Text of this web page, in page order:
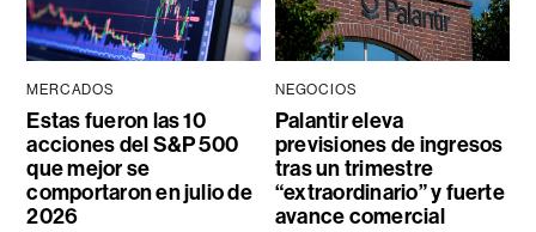
MERCADOS
Estas fueron las 10
acciones del S&P 500
que mejor se
comportaron en julio de
2026
NEGOCIOS
Palantir eleva
previsiones de ingresos
tras un trimestre
“extraordinario” y fuerte
avance comercial